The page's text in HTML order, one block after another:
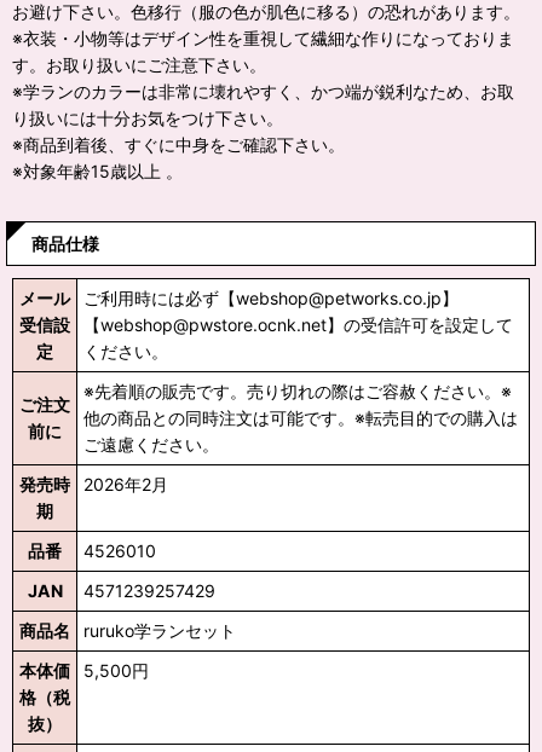
お避け下さい。色移行（服の色が肌色に移る）の恐れがあります。
※衣装・小物等はデザイン性を重視して繊細な作りになっておりま
す。お取り扱いにご注意下さい。
※学ランのカラーは非常に壊れやすく、かつ端が鋭利なため、お取
り扱いには十分お気をつけ下さい。
※商品到着後、すぐに中身をご確認下さい。
※対象年齢15歳以上 。
商品仕様
メール
受信設
定
ご利用時には必ず【webshop@petworks.co.jp】
【webshop@pwstore.ocnk.net】の受信許可を設定して
ください。
ご注文
前に
※先着順の販売です。売り切れの際はご容赦ください。※
他の商品との同時注文は可能です。※転売目的での購入は
ご遠慮ください。
発売時
期
2026年2月
品番
4526010
JAN
4571239257429
商品名
ruruko学ランセット
本体価
格（税
抜）
5,500円